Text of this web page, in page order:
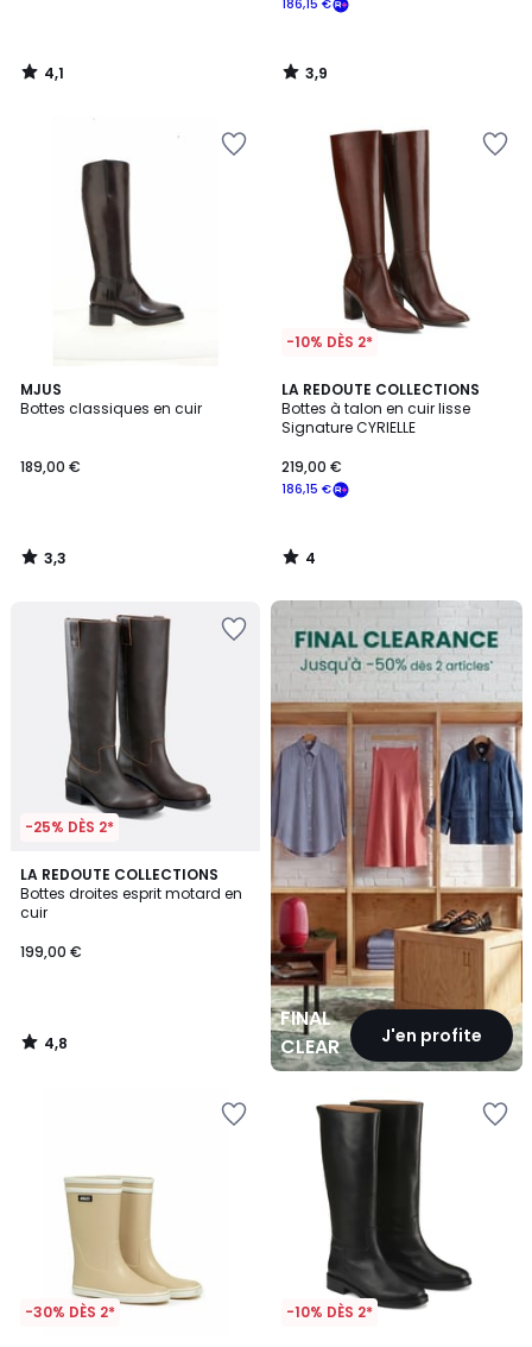
4,1
/
186,15 €
3,9
/
MJUS
Bottes classiques en cuir
189,00 €
3,3
/ 5
3,3
/
-10% DÈS 2*
LA REDOUTE COLLECTIONS
Bottes à talon en cuir lisse
Signature CYRIELLE
186,15 €
219,00 €
4
/
5
4
/
-25% DÈS 2*
LA REDOUTE COLLECTIONS
Bottes droites esprit motard en
cuir
199,00 €
4,8
/ 5
4,8
/
FINAL
CLEARANCEJ'en profite
FINAL
CLEARANCE
-30% DÈS 2* -10% DÈS 2*